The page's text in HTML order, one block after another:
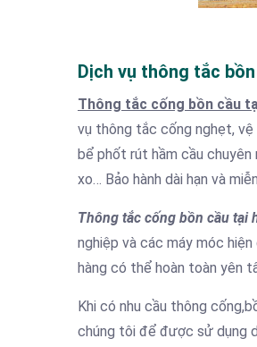
Dịch vụ thông tắc
Thông tắc cống bồn cầu
vụ thông tắc cống nghẹt,
bể phốt rút hầm cầu chuyên
xo… Bảo hành dài hạn và
Thông tắc cống bồn cầu tại
nghiệp và các máy móc
hàng có thể hoàn toàn yên
Khi có nhu cầu thông
chúng tôi để được sử dụng